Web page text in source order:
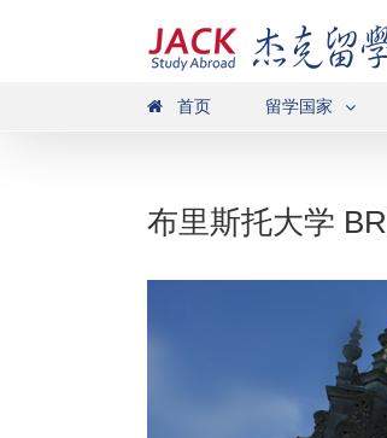
首页 留学国家
布里斯托大学